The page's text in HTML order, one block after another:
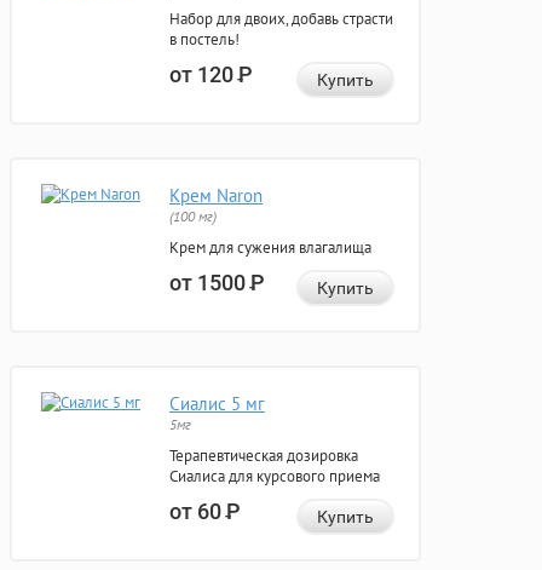
Набор для двоих, добавь страсти
в постель!
от 120Р Купить
Крем Naron
(100 мг)
Крем для сужения влагалища
от 1500Р Купить
Сиалис 5 мг
5мг
Терапевтическая дозировка
Сиалиса для курсового приема
от 60Р Купить